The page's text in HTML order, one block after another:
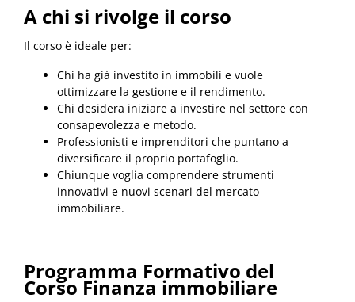
A chi si rivolge il corso
Il corso è ideale per:
Chi ha già investito in immobili e vuole
ottimizzare la gestione e il rendimento.
Chi desidera iniziare a investire nel settore con
consapevolezza e metodo.
Professionisti e imprenditori che puntano a
diversificare il proprio portafoglio.
Chiunque voglia comprendere strumenti
innovativi e nuovi scenari del mercato
immobiliare.
Programma Formativo del
Corso Finanza immobiliare